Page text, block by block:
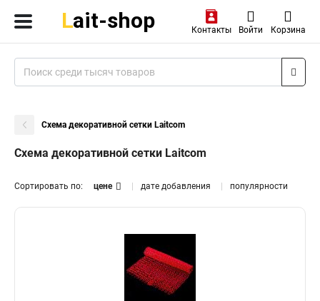
Контакты Войти Корзина
Схема декоративной сетки Laitcom
Схема декоративной сетки Laitcom
Сортировать по: цене дате добавления популярности